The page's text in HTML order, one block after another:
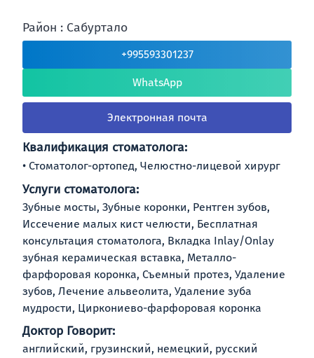
Район : Сабуртало
+995593301237
WhatsApp
Электронная почта
Квалификация стоматолога:
Стоматолог-ортопед, Челюстно-лицевой хирург
Услуги стоматолога:
Зубные мосты, Зубные коронки, Рентген зубов,
Иссечение малых кист челюсти, Бесплатная
консультация стоматолога, Вкладка Inlay/Onlay
зубная керамическая вставка, Металло-
фарфоровая коронка, Съемный протез, Удаление
зубов, Лечение альвеолита, Удаление зуба
мудрости, Циркониево-фарфоровая коронка
Доктор Говорит:
английский, грузинский, немецкий, русский